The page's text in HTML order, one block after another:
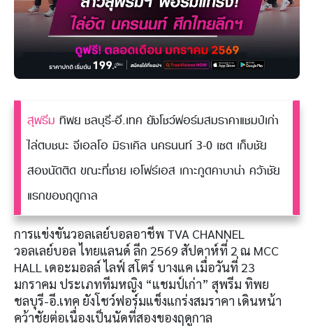
สุพรีม ทิพย ชลบุรี-อี.เทค ยังโชว์ฟอร์มสมราคาแชมป์เก่า
ไล่ตบชนะ จีเอลโอ มิราเคิล นครนนท์ 3-0 เซต เก็บชัย
สองนัดติด ขณะที่ชาย เอโฟร์เอส เกาะกูดคาบาน่า คว้าชัย
แรกของฤดูกาล
การแข่งขันวอลเลย์บอลอาชีพ TVA CHANNEL
วอลเลย์บอล ไทยแลนด์ ลีก 2569 สัปดาห์ที่ 2 ณ MCC
HALL เดอะมอลล์ ไลฟ์ สโตร์ บางแค เมื่อวันที่ 23
มกราคม ประเภททีมหญิง “แชมป์เก่า” สุพรีม ทิพย
ชลบุรี-อี.เทค ยังโชว์ฟอร์มแข็งแกร่งสมราคา เดินหน้า
คว้าชัยต่อเนื่องเป็นนัดที่สองของฤดูกาล